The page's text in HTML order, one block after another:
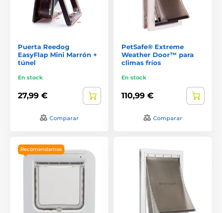
Puerta Reedog
EasyFlap Mini Marrón +
túnel
En stock
27,99 €
Comparar
PetSafe® Extreme
Weather Door™ para
climas fríos
En stock
110,99 €
Comparar
Recomendamos